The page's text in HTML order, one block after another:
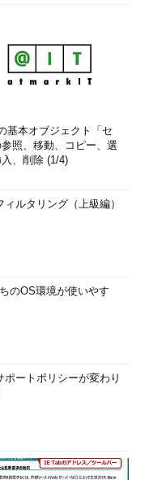
基本オブジェクト「セ
照、移動、コピー、選
、削除 (1/4)
ルタリング（上級編）
のOS環境が使いやす
ポートポリシーが変わり